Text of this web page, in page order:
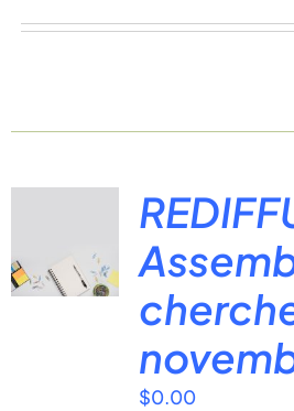
$0.00